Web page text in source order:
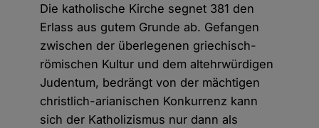
Die katholische Kirche segnet 381 den
Erlass aus gutem Grunde ab. Gefangen
zwischen der überlegenen griechisch-
römischen Kultur und dem altehrwürdigen
Judentum, bedrängt von der mächtigen
christlich-arianischen Konkurrenz kann
sich der Katholizismus nur dann als